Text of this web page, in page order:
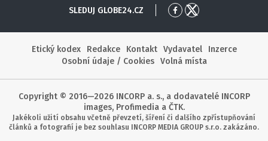
SLEDUJ GLOBE24.CZ
Přejít
Facebook
Přejít
X
Etický kodex
Redakce Kontakt Vydavatel
Inzerce
Osobní údaje / Cookies
Volná místa
Copyright © 2016—2026 INCORP a. s., a dodavatelé INCORP
images, Profimedia a ČTK.
Jakékoli užití obsahu včetně převzetí, šíření či dalšího zpřístupňování
článků a fotografií je bez souhlasu INCORP MEDIA GROUP s.r.o. zakázáno.